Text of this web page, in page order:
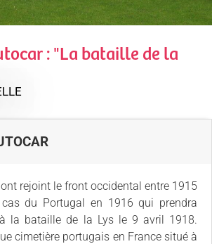
: "La bataille de la
rejoint le front occidental entre 1915
du Portugal en 1916 qui prendra
la bataille de la Lys le 9 avril 1918.
cimetière portugais en France situé à